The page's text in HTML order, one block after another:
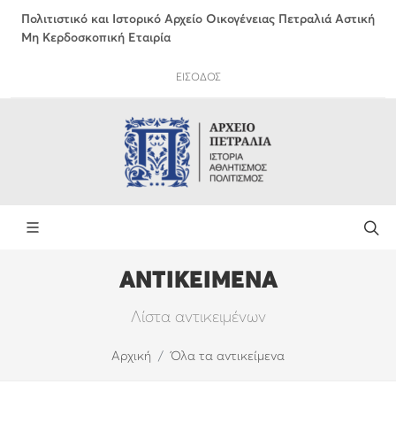
Πολιτιστικό και Ιστορικό Αρχείο Οικογένειας Πετραλιά Αστική
Μη Κερδοσκοπική Εταιρία
ΕΙΣΟΔΟΣ
ΑΝΤΙΚΕΙΜΕΝΑ
Λίστα αντικειμένων
Αρχική Όλα τα αντικείμενα